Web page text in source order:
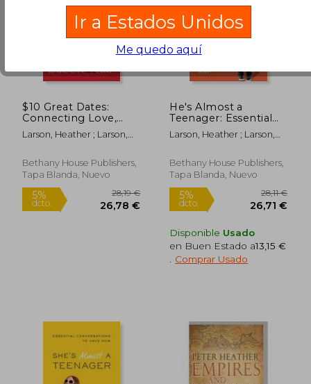
156,18 €
148,37 €
5%
dcto.
$10 Great Dates:
Connecting Love,
Marriage, and Fun on
a Budget (en Inglés)
Larson, Heather ; Larson,
Bethany House Publishers,
Tapa Blanda, Nuevo
He's Almost a
Teenager: Essential
Conversations to
Have Now (en Inglés)
Larson, Heather ; Larson,
Bethany House Publishers,
Tapa Blanda, Nuevo
Disponible Usado
en Buen Estado a13,15 €
Comprar Usado
Ir a Estados Unidos
Me quedo aquí